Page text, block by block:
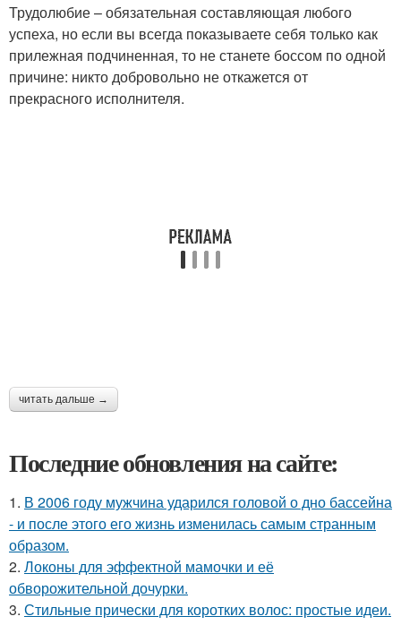
Трудолюбие – обязательная составляющая любого
успеха, но если вы всегда показываете себя только как
прилежная подчиненная, то не станете боссом по одной
причине: никто добровольно не откажется от
прекрасного исполнителя.
читать дальше →
Последние обновления на сайте:
1. В 2006 году мужчина ударился головой о дно бассейна
- и после этого его жизнь изменилась самым странным
образом.
2. Локоны для эффектной мамочки и её
обворожительной дочурки.
3. Стильные прически для коротких волос: простые идеи.